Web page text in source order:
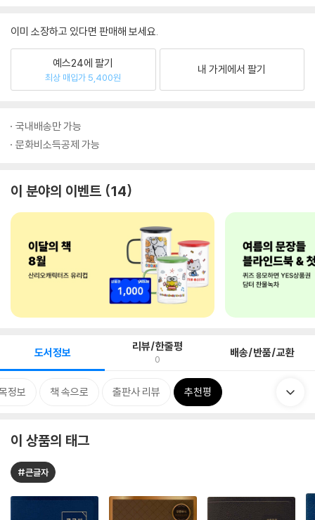
이미 소장하고 있다면 판매해 보세요.
예스24에 팔기
최상 매입가 5,400원
내 가게에서 팔기
국내배송만 가능
문화비소득공제 가능
이 분야의 이벤트 14
도서정보 리뷰/한줄평
0 배송/반품/교환
정보 책 속으로 출판사 리뷰 추천평
이 상품의 태그
#큰글자